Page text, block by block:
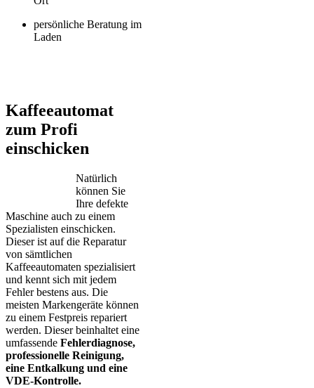
persönliche Beratung im
Laden
Kaffeeautomat
zum Profi
einschicken
Natürlich
können Sie
Ihre defekte
Maschine auch zu einem
Spezialisten einschicken.
Dieser ist auf die Reparatur
von sämtlichen
Kaffeeautomaten spezialisiert
und kennt sich mit jedem
Fehler bestens aus. Die
meisten Markengeräte können
zu einem Festpreis repariert
werden. Dieser beinhaltet eine
umfassende Fehlerdiagnose,
professionelle Reinigung,
eine Entkalkung und eine
VDE-Kontrolle.